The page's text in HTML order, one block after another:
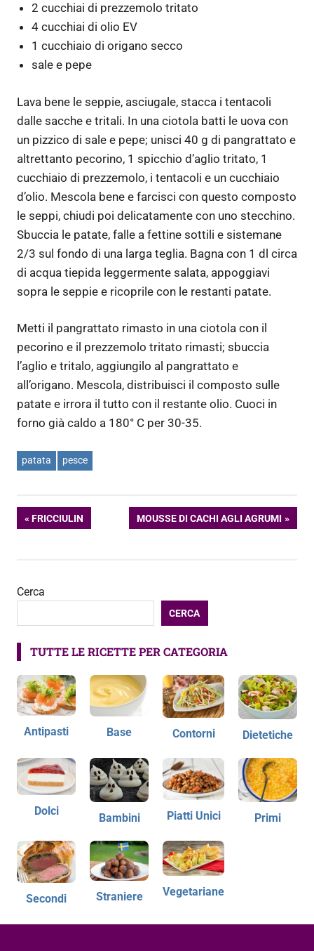
2 cucchiai di prezzemolo tritato
4 cucchiai di olio EV
1 cucchiaio di origano secco
sale e pepe
Lava bene le seppie, asciugale, stacca i tentacoli
dalle sacche e tritali. In una ciotola batti le uova con
un pizzico di sale e pepe; unisci 40 g di pangrattato e
altrettanto pecorino, 1 spicchio d’aglio tritato, 1
cucchiaio di prezzemolo, i tentacoli e un cucchiaio
d’olio. Mescola bene e farcisci con questo composto
le seppi, chiudi poi delicatamente con uno stecchino.
Sbuccia le patate, falle a fettine sottili e sistemane
2/3 sul fondo di una larga teglia. Bagna con 1 dl circa
di acqua tiepida leggermente salata, appoggiavi
sopra le seppie e ricoprile con le restanti patate.
Metti il pangrattato rimasto in una ciotola con il
pecorino e il prezzemolo tritato rimasti; sbuccia
l’aglio e tritalo, aggiungilo al pangrattato e
all’origano. Mescola, distribuisci il composto sulle
patate e irrora il tutto con il restante olio. Cuoci in
forno già caldo a 180° C per 30-35.
patata pesce
Navigazione
ARTICOLO
FRICCIULIN
ARTICOLO
MOUSSE DI CACHI AGLI AGRUMI
Cerca
CERCA
TUTTE LE RICETTE PER CATEGORIA
Antipasti Base Contorni Dietetiche
Dolci
Bambini Piatti Unici Primi
Secondi Straniere Vegetariane